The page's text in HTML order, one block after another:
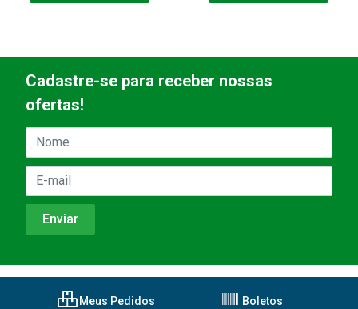
Cadastre-se para receber nossas
ofertas!
Meus Pedidos Boletos